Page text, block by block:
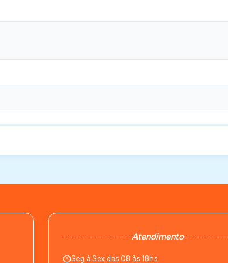
Atendimento
Seg à Sex das 08 às 18hs